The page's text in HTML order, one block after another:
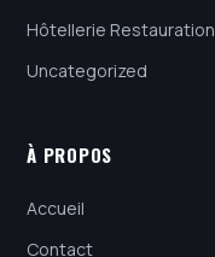
Hôtellerie Restauration
Uncategorized
À PROPOS
Accueil
Contact